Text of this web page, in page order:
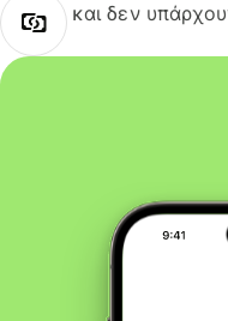
και δεν